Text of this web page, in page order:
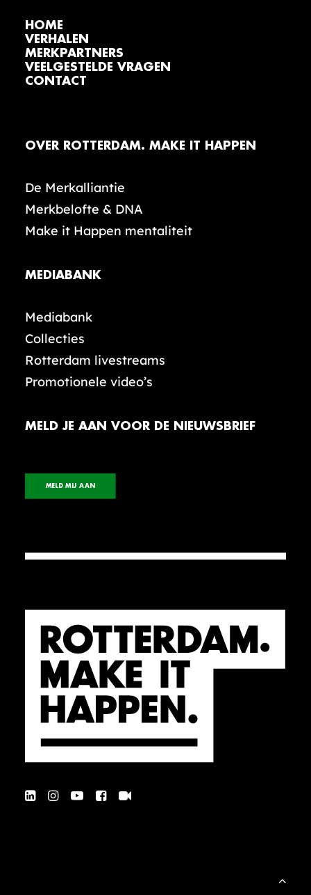
HOME
VERHALEN
MERKPARTNERS
VEELGESTELDE VRAGEN
CONTACT
OVER ROTTERDAM. MAKE IT HAPPEN
De Merkalliantie
Merkbelofte & DNA
Make it Happen mentaliteit
MEDIABANK
Mediabank
Collecties
Rotterdam livestreams
Promotionele video’s
MELD JE AAN VOOR DE NIEUWSBRIEF
MELD MIJ AAN